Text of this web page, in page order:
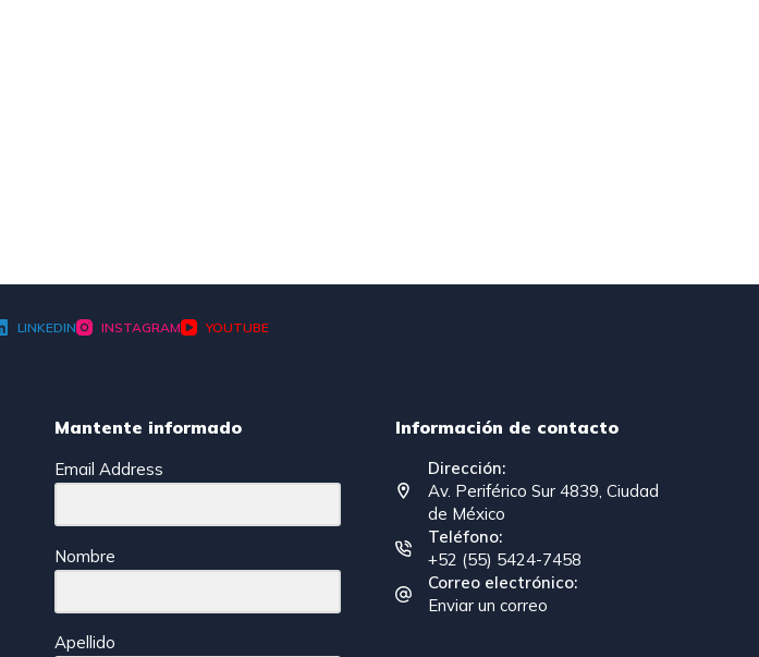
LINKEDIN INSTAGRAM YOUTUBE
Mantente informado
Email Address
Nombre
Apellido
Información de contacto
Dirección:
Av. Periférico Sur 4839, Ciudad
de México
Teléfono:
+52 (55) 5424-7458
Correo electrónico:
Enviar un correo